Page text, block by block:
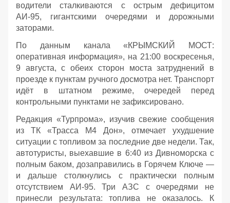
водители сталкиваются с острым дефицитом
АИ‑95, гигантскими очередями и дорожными
заторами.
По данным канала «КРЫМСКИЙ МОСТ:
оперативная информация», на 21:00 воскресенья,
9 августа, с обеих сторон моста затруднений в
проезде к пунктам ручного досмотра нет. Транспорт
идёт в штатном режиме, очередей перед
контрольными пунктами не зафиксировано.
Редакция «Турпрома», изучив свежие сообщения
из ТК «Трасса М4 Дон», отмечает ухудшение
ситуации с топливом за последние две недели. Так,
автотуристы, выехавшие в 6:40 из Дивноморска с
полным баком, дозаправились в Горячем Ключе —
и дальше столкнулись с практически полным
отсутствием АИ‑95. Три АЗС с очередями не
принесли результата: топлива не оказалось. К